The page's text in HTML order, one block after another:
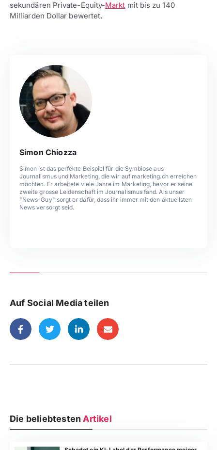
sekundären Private-Equity-Markt mit bis zu 140
Milliarden Dollar bewertet.
Simon Chiozza
Simon ist das perfekte Beispiel für die Symbiose aus
Journalismus und Marketing, die wir auf marketing.ch erreichen
möchten. Er arbeitete viele Jahre im Marketing, bevor er seine
zweite grosse Leidenschaft im Journalismus fand. Als unser
"News-Guy" sorgt er dafür, dass ihr immer mit den aktuellsten
News versorgt seid.
Auf Social Media teilen
Die beliebtesten Artikel